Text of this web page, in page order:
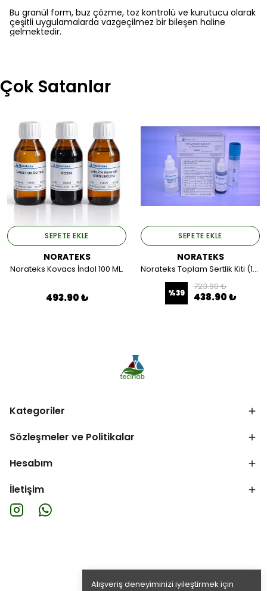
Alışveriş deneyiminizi iyileştirmek için
Bu granül form, buz çözme, toz kontrolü ve kurutucu olarak
çeşitli uygulamalarda vazgeçilmez bir bileşen haline
gelmektedir.
Çok Satanlar
SEPETE EKLE
NORATEKS
Norateks Kovacs İndol 100 ML.
493.90 ₺
SEPETE EKLE
NORATEKS
Norateks Toplam Sertlik Kiti (1damla=1Alman).
%39
723.90 ₺
438.90 ₺
Kategoriler
Sözleşmeler ve Politikalar
Hesabım
İletişim